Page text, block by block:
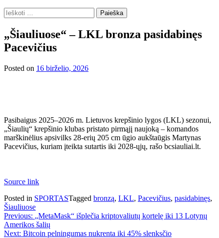
Ieškoti:
„Šiauliuose“ – LKL bronza pasidabinęs
Pacevičius
Posted on 16 birželio, 2026
Pasibaigus 2025–2026 m. Lietuvos krepšinio lygos (LKL) sezonui,
„Šiaulių“ krepšinio klubas pristato pirmąjį naujoką – komandos
marškinėlius apsivilks 28-erių 205 cm ūgio aukštaūgis Martynas
Pacevičius, kuriam įteikta sutartis iki 2028-ųjų, rašo bcsiauliai.lt.
Source link
Posted in SPORTASTagged bronzą, LKL, Pacevičius, pasidabinęs,
Šiauliuose
Navigacija
tarp
Previous: „MetaMask“ išplečia kriptovaliutų kortelę iki 13 Lotynų
Amerikos šalių
Next: Bitcoin pelningumas nukrenta iki 45% slenksčio